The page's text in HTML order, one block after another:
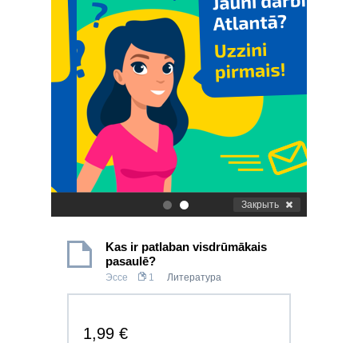
. Закрыть
Kas ir patlaban visdrūmākais
pasaulē?
Эссе 1 Литература
1,99 €